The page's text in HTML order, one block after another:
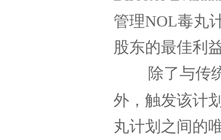
管理NOL毒丸
股东的最佳利
除了与传
外，触发该计
丸计划之间的